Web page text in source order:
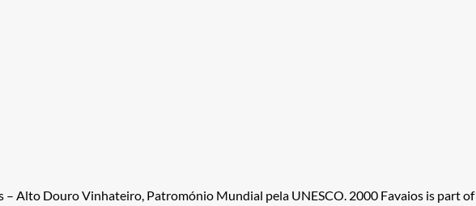
– Alto Douro Vinhateiro, Patromónio Mundial pela UNESCO. 2000 Favaios is part